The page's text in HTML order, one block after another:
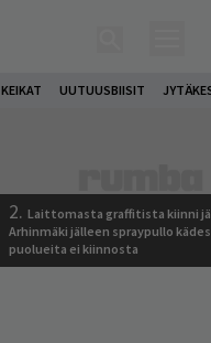
KEIKAT UUTUUSBIISIT
2. Laittomasta graffitista kiinni
Arhinmäki jälleen spraypullo
puolueita ei kiinnosta